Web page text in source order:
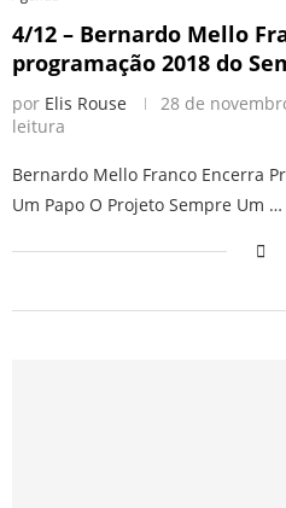
4/12 – Bernardo Mello
programação 2018 do
por Elis Rouse 28 de
leitura
Bernardo Mello Franco Encerra
Um Papo O Projeto Sempre Um …